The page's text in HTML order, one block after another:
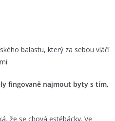
balastu, který za sebou vláčí
fingovaně najmout byty s tím,
že se chová estébácky. Ve